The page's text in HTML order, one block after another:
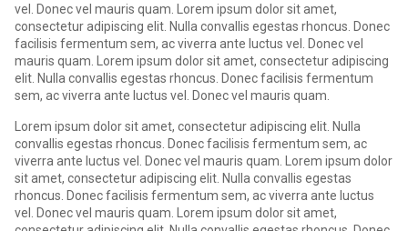
vel. Donec vel mauris quam. Lorem ipsum dolor sit amet,
consectetur adipiscing elit. Nulla convallis egestas rhoncus. Donec
facilisis fermentum sem, ac viverra ante luctus vel. Donec vel
mauris quam. Lorem ipsum dolor sit amet, consectetur adipiscing
elit. Nulla convallis egestas rhoncus. Donec facilisis fermentum
sem, ac viverra ante luctus vel. Donec vel mauris quam.
Lorem ipsum dolor sit amet, consectetur adipiscing elit. Nulla
convallis egestas rhoncus. Donec facilisis fermentum sem, ac
viverra ante luctus vel. Donec vel mauris quam. Lorem ipsum dolor
sit amet, consectetur adipiscing elit. Nulla convallis egestas
rhoncus. Donec facilisis fermentum sem, ac viverra ante luctus
vel. Donec vel mauris quam. Lorem ipsum dolor sit amet,